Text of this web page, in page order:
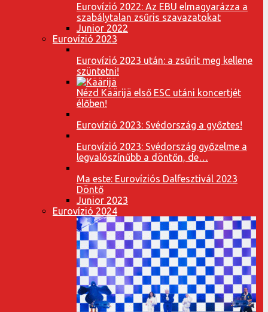
Eurovízió 2022: Az EBU elmagyarázza a
szabálytalan zsűris szavazatokat
Junior 2022
Eurovízió 2023
Eurovízió 2023 után: a zsűrit meg kellene
szüntetni!
Nézd Käärijä első ESC utáni koncertjét
élőben!
Eurovízió 2023: Svédország a győztes!
Eurovízió 2023: Svédország győzelme a
legvalószínűbb a döntőn, de…
Ma este: Eurovíziós Dalfesztivál 2023
Döntő
Junior 2023
Eurovízió 2024